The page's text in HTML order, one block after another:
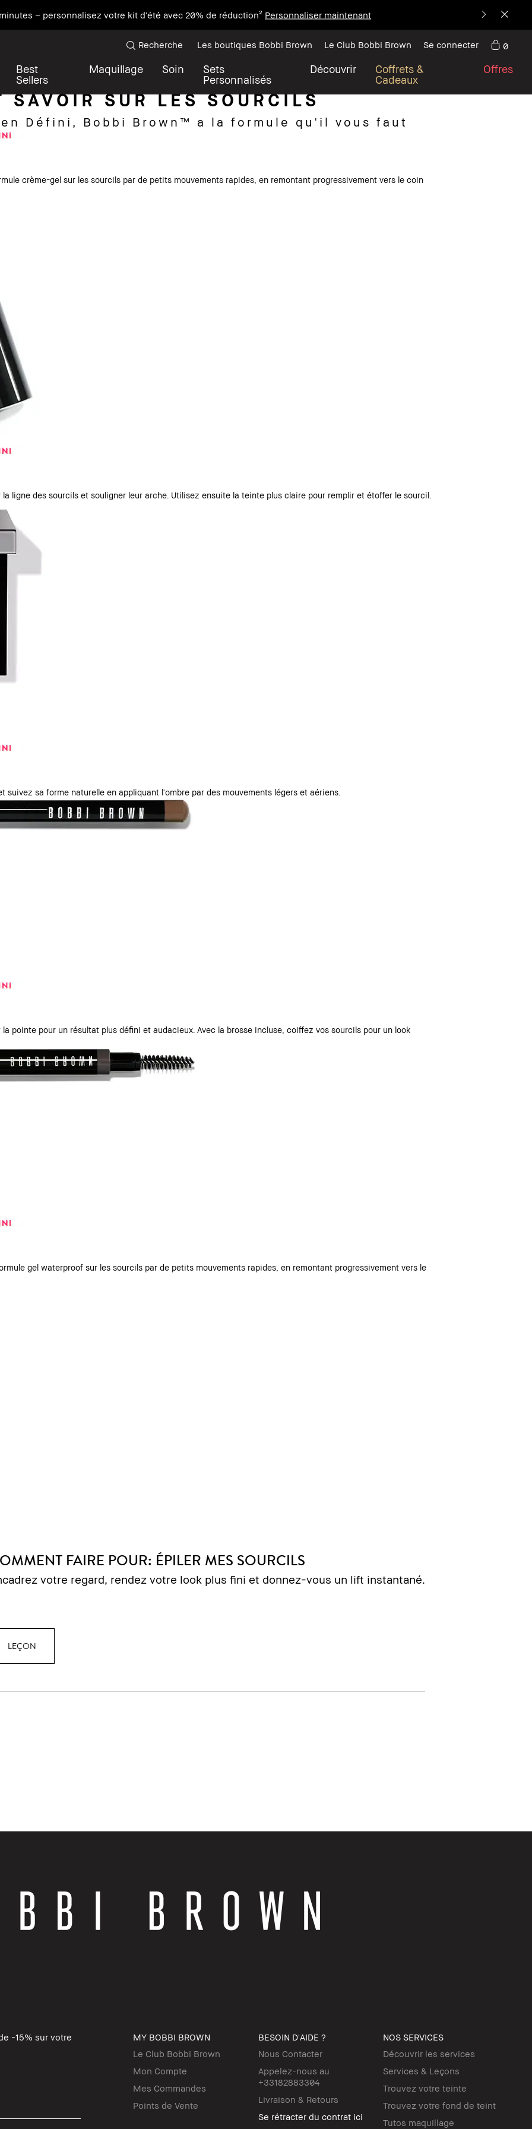
– personnalisez votre kit d'été avec 20% de réduction² Personnaliser maintenant
Best
Sellers
Maquillage Soin
Sets
Personnalisés
Découvrir
Coffrets &
Cadeaux
Offres
Recherche Les boutiques Bobbi Brown Le Club Bobbi Brown Se connecter 0
SAVOIR SUR LES SOURCILS
Défini, Bobbi Brown™ a la formule qu'il vous faut
crème-gel sur les sourcils par de petits mouvements rapides, en remontant progressivement vers le coin
ligne des sourcils et souligner leur arche. Utilisez ensuite la teinte plus claire pour remplir et étoffer le sourcil.
suivez sa forme naturelle en appliquant l'ombre par des mouvements légers et aériens.
pointe pour un résultat plus défini et audacieux. Avec la brosse incluse, coiffez vos sourcils pour un look
gel waterproof sur les sourcils par de petits mouvements rapides, en remontant progressivement vers le
FAIRE POUR: ÉPILER MES SOURCILS
votre regard, rendez votre look plus fini et donnez-vous un lift instantané.
LEÇON
-15% sur votre
MY BOBBI BROWN
Le Club Bobbi Brown
Mon Compte
Mes Commandes
Points de Vente
BESOIN D'AIDE ?
Nous Contacter
Appelez-nous au
+33182883304
Livraison & Retours
Se rétracter du contrat ici
NOS SERVICES
Découvrir les services
Services & Leçons
Trouvez votre teinte
Trouvez votre fond de teint
Tutos maquillage